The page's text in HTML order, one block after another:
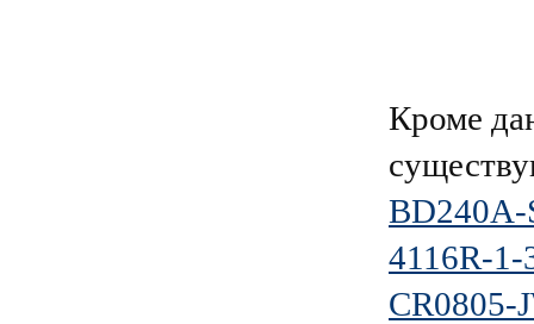
Кроме
BD240A-
4116R-1-
CR0805-